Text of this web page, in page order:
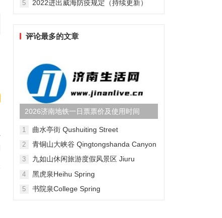
5 2022进出威海防疫规定（持续更新）
评论最多的文章
2026济南地铁一日票票价及使用时间
1 曲水亭街 Qushuiting Street
2 青铜山大峡谷 Qingtongshanda Canyon
3
九如山休闲旅游度假风景区 Jiuru
4 黑虎泉Heihu Spring
5 书院泉College Spring